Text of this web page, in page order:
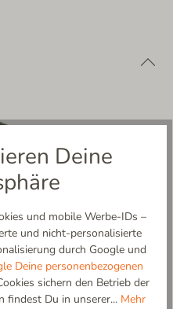
alpinen Stil
echter Living Kitzbühel
Deine
und mobile Werbe-IDs –
und nicht-personalisierte
durch Google und
Deine personenbezogenen
sichern den Betrieb der
findest Du in unserer... Mehr